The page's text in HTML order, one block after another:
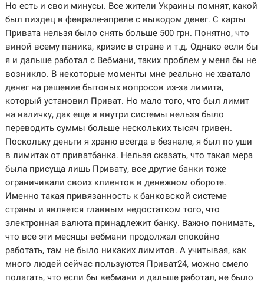
Но есть и свои минусы. Все жители Украины помнят, какой
был пиздец в феврале-апреле с выводом денег. С карты
Привата нельзя было снять больше 500 грн. Понятно, что
виной всему паника, кризис в стране и т.д. Однако если бы
я и дальше работал с Вебмани, таких проблем у меня бы не
возникло. В некоторые моменты мне реально не хватало
денег на решение бытовых вопросов из-за лимита,
который установил Приват. Но мало того, что был лимит
на наличку, дак еще и внутри системы нельзя было
переводить суммы больше нескольких тысяч гривен.
Поскольку деньги я храню всегда в безнале, я был по уши
в лимитах от приватбанка. Нельзя сказать, что такая мера
была присуща лишь Привату, все другие банки тоже
ограничивали своих клиентов в денежном обороте.
Именно такая привязанность к банковской системе
страны и является главным недостатком того, что
электронная валюта принадлежит банку. Важно понимать,
что все эти месяцы вебмани продолжал спокойно
работать, там не было никаких лимитов. А учитывая, как
много людей сейчас пользуются Приват24, можно смело
полагать, что если бы вебмани и дальше работал, не было